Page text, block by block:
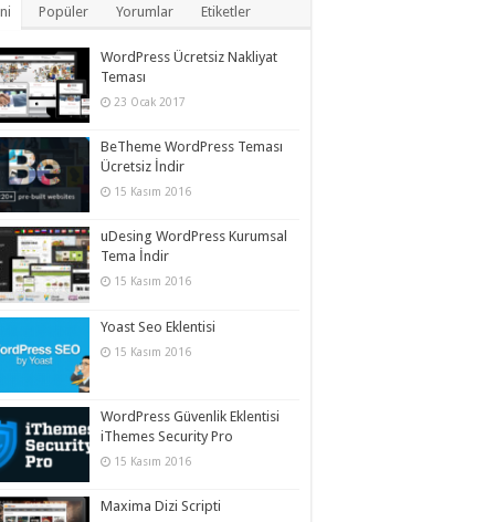
Popüler Yorumlar Etiketler
WordPress Ücretsiz Nakliyat
Teması
23 Ocak 2017
BeTheme WordPress Teması
Ücretsiz İndir
15 Kasım 2016
uDesing WordPress Kurumsal
Tema İndir
15 Kasım 2016
Yoast Seo Eklentisi
15 Kasım 2016
WordPress Güvenlik Eklentisi
iThemes Security Pro
15 Kasım 2016
Maxima Dizi Scripti